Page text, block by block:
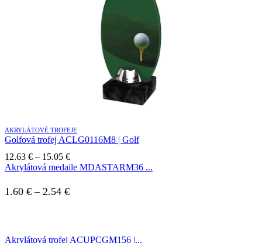
AKRYLÁTOVÉ TROFEJE
Golfová trofej ACLG0116M8 | Golf
12.63 € – 15.05 €Price
range:
Akrylátová medaile MDASTARM36 ...
1.60 € – 2.54 €Price
Akrylátová trofej ACUPCGM156 |...